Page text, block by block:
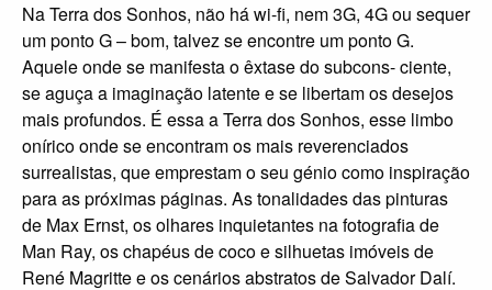
Na Terra dos Sonhos, não há wi-fi, nem 3G, 4G ou sequer
um ponto G – bom, talvez se encontre um ponto G.
Aquele onde se manifesta o êxtase do subcons- ciente,
se aguça a imaginação latente e se libertam os desejos
mais profundos. É essa a Terra dos Sonhos, esse limbo
onírico onde se encontram os mais reverenciados
surrealistas, que emprestam o seu génio como inspiração
para as próximas páginas. As tonalidades das pinturas
de Max Ernst, os olhares inquietantes na fotografia de
Man Ray, os chapéus de coco e silhuetas imóveis de
René Magritte e os cenários abstratos de Salvador Dalí.